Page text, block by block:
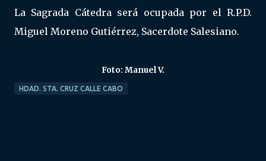
La Sagrada Cátedra será ocupada por el R.P.D.
Miguel Moreno Gutiérrez, Sacerdote Salesiano.
Foto: Manuel V.
HDAD. STA. CRUZ CALLE CABO